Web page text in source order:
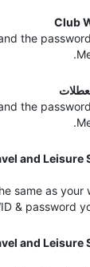
Club
the
the
and Leisure
same as your
& password
and Leisure